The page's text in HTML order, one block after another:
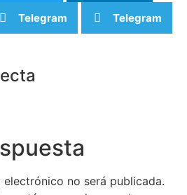
Telegram Telegram
no será publicada.